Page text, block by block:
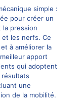
simple :
pour créer un
pression
les nerfs. Ce
à améliorer la
apport
qui adoptent
une
de la mobilité.